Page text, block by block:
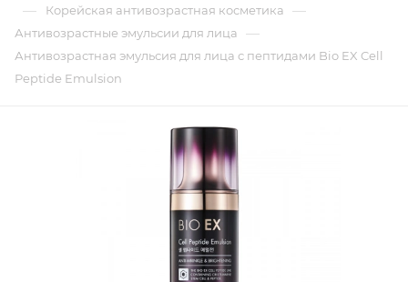
— Корейская антивозрастная косметика —
Антивозрастные эмульсии для лица —
Антивозрастная эмульсия для лица с пептидами Bio EX Cell
Peptide Emulsion